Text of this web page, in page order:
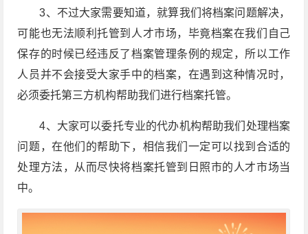
3、不过大家需要知道，就算我们将档案问题解决，
可能也无法顺利托管到人才市场，毕竟档案在我们自己
保存的时候已经违反了档案管理条例的规定，所以工作
人员并不会接受大家手中的档案，在遇到这种情况时，
必须委托第三方机构帮助我们进行档案托管。
4、大家可以委托专业的代办机构帮助我们处理档案
问题，在他们的帮助下，相信我们一定可以找到合适的
处理方法，从而尽快将档案托管到日照市的人才市场当
中。